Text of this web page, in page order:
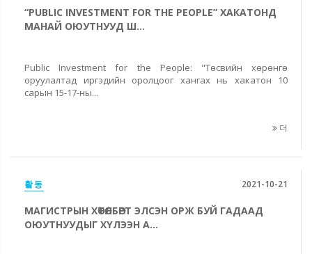
“PUBLIC INVESTMENT FOR THE РEOPLE” ХАКАТОНД
МАНАЙ ОЮУТНУУД Ш...
Public Investment for the People: "Төсвийн хөрөнгө
оруулалтад иргэдийн оролцоог хангах нь хакатон 10
сарын 15-17-ны...
더
활동 2021-10-21
МАГИСТРЫН ХӨТӨЛБӨРТ ЭЛСЭН ОРЖ БУЙ ГАДААД
ОЮУТНУУДЫГ ХҮЛЭЭН А...